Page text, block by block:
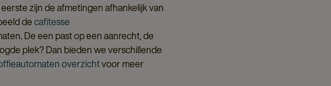
zijn de afmetingen afhankelijk van
decafitesse
De een past op een aanrecht, de
plek? Dan bieden we verschillende
overzichtvoor meer